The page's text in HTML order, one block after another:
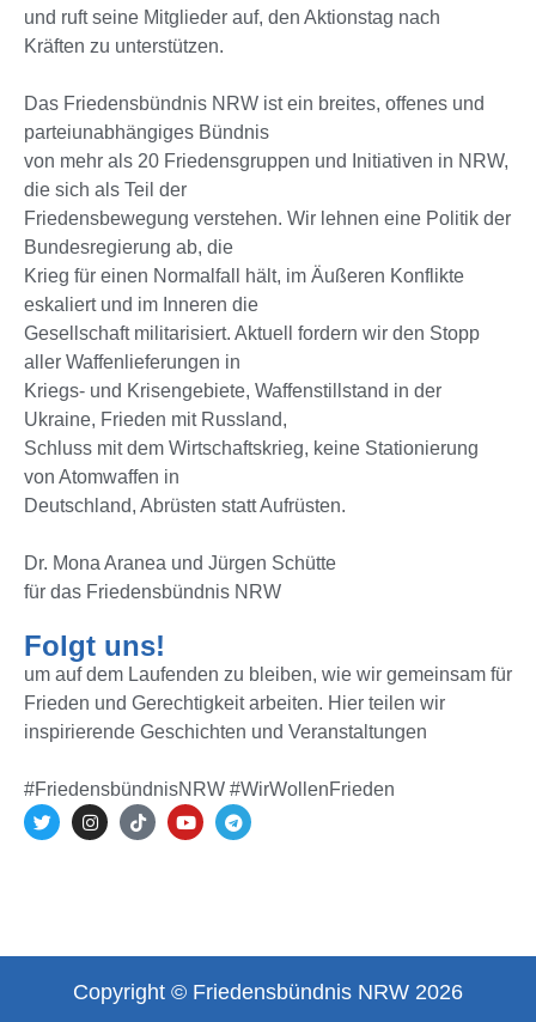
und ruft seine Mitglieder auf, den Aktionstag nach
Kräften zu unterstützen.
Das Friedensbündnis NRW ist ein breites, offenes und
parteiunabhängiges Bündnis
von mehr als 20 Friedensgruppen und Initiativen in NRW,
die sich als Teil der
Friedensbewegung verstehen. Wir lehnen eine Politik der
Bundesregierung ab, die
Krieg für einen Normalfall hält, im Äußeren Konflikte
eskaliert und im Inneren die
Gesellschaft militarisiert. Aktuell fordern wir den Stopp
aller Waffenlieferungen in
Kriegs- und Krisengebiete, Waffenstillstand in der
Ukraine, Frieden mit Russland,
Schluss mit dem Wirtschaftskrieg, keine Stationierung
von Atomwaffen in
Deutschland, Abrüsten statt Aufrüsten.
Dr. Mona Aranea und Jürgen Schütte
für das Friedensbündnis NRW
Folgt uns!
um auf dem Laufenden zu bleiben, wie wir gemeinsam für
Frieden und Gerechtigkeit arbeiten. Hier teilen wir
inspirierende Geschichten und Veranstaltungen
#FriedensbündnisNRW #WirWollenFrieden
Copyright © Friedensbündnis NRW 2026